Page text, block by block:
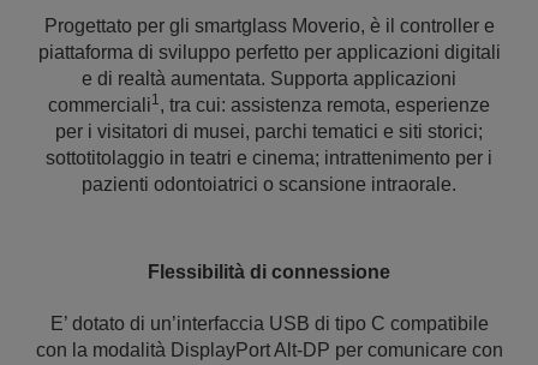
Progettato per gli smartglass Moverio, è il controller e
piattaforma di sviluppo perfetto per applicazioni digitali
e di realtà aumentata. Supporta applicazioni
commerciali1, tra cui: assistenza remota, esperienze
per i visitatori di musei, parchi tematici e siti storici;
sottotitolaggio in teatri e cinema; intrattenimento per i
pazienti odontoiatrici o scansione intraorale.
Flessibilità di connessione
E’ dotato di un’interfaccia USB di tipo C compatibile
con la modalità DisplayPort Alt-DP per comunicare con